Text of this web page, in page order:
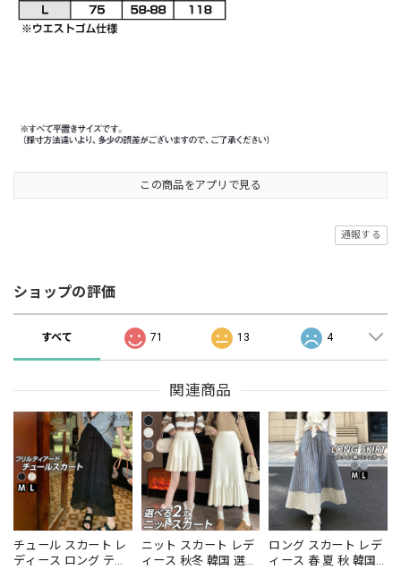
この商品をアプリで見る
通報する
ショップの評価
すべて 71 13 4
関連商品
チュール スカート レ
ディース ロング ティ
ニット スカート レデ
ィース 秋冬 韓国 選べ
ロング スカート レデ
ィース 春 夏 秋 韓国